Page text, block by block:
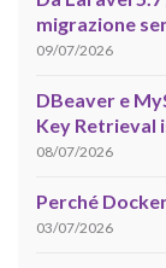
migrazione
09/07/2026
DBeaver e
Key Retrieval
08/07/2026
Perché
03/07/2026